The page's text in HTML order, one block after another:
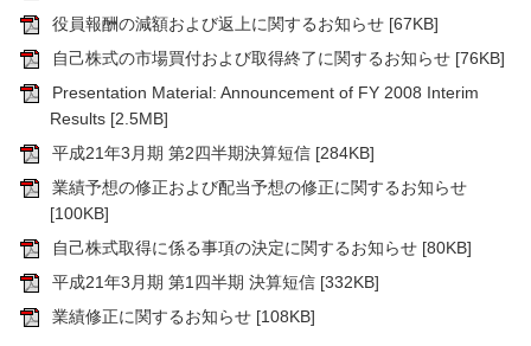
役員報酬の減額および返上に関するお知らせ[67KB]
自己株式の市場買付および取得終了に関するお知らせ[76KB]
Presentation Material: Announcement of FY 2008 Interim
Results[2.5MB]
平成21年3月期 第2四半期決算短信[284KB]
業績予想の修正および配当予想の修正に関するお知らせ
[100KB]
自己株式取得に係る事項の決定に関するお知らせ[80KB]
平成21年3月期 第1四半期 決算短信[332KB]
業績修正に関するお知らせ[108KB]